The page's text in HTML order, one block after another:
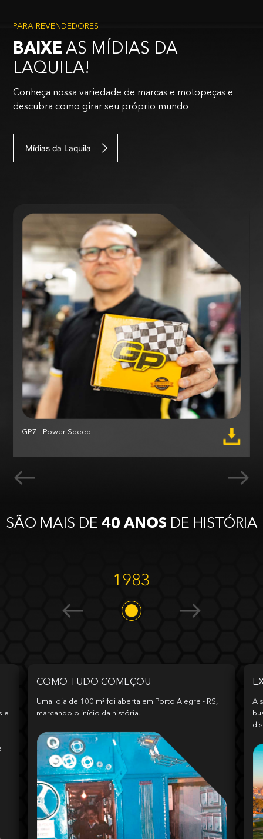
PARA REVENDEDORES
BAIXE AS MÍDIAS DA
LAQUILA!
Conheça nossa variedade de marcas e motopeças e
descubra como girar seu próprio mundo
Mídias da Laquila
GP7 - Power Speed
SÃO MAIS DE 40 ANOS DE HISTÓRIA
1983
e
COMO TUDO COMEÇOU
Uma loja de 100 m² foi aberta em Porto Alegre - RS,
marcando o início da história.
A